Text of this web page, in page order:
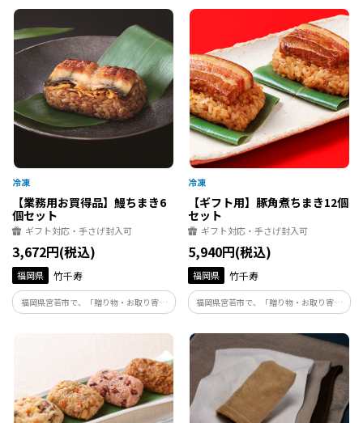
香りと、刺激的な後味のジン梅酒 クラフ
トリキュールくまの。
ける、贈り物で人気の「鰻ちまき」
【業務用お買得品】鰻ちまき6
個セット
ギフト対応・手さげ封入可
3,672円(税込)
福岡県 竹千寿
福岡県宮若市で、「贈り物・お取り寄せ
グルメ」のちまき専門店の竹千寿が手掛
ける、贈り物で人気の「鰻ちまき」
【ギフト用】豚角煮ちまき12個
セット
ギフト対応・手さげ封入可
5,940円(税込)
福岡県 竹千寿
福岡県宮若市で、「贈り物・お取り寄せ
グルメ」のちまき専門店の竹千寿が手掛
ける、お取り寄せで人気の「豚角煮ちま
き」